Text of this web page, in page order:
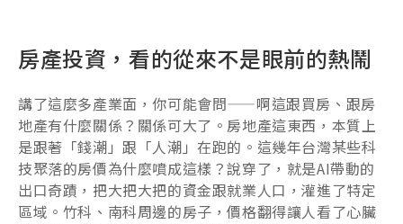
房產投資，看的從來不是眼前的熱鬧
講了這麼多產業面，你可能會問——啊這跟買房、跟房
地產有什麼關係？關係可大了。房地產這東西，本質上
是跟著「錢潮」跟「人潮」在跑的。這幾年台灣某些科
技聚落的房價為什麼噴成這樣？說穿了，就是AI帶動的
出口奇蹟，把大把大把的資金跟就業人口，灌進了特定
區域。竹科、南科周邊的房子，價格翻得讓人看了心臟